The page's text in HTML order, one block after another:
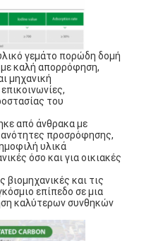
γεμάτο πορώδη δομή
καλή απορρόφηση,
μηχανική
του
από άνθρακα με
προσρόφησης,
υλικά
όσο και για οικιακές
βιομηχανικές και τις
επίπεδο σε μια
καλύτερων συνθηκών